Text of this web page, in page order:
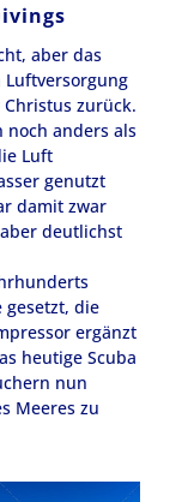
aber das
zurück.
noch anders als
Luft
genutzt
damit zwar
deutlichst
gesetzt, die
ergänzt
heutige Scuba
nun
Meeres zu